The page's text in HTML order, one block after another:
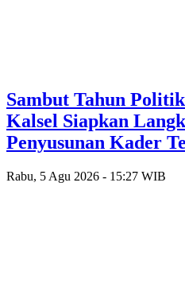
Sambut Tahun
Kalsel Siapkan
Penyusunan Kader
Rabu, 5 Agu 2026 - 15:27 WIB